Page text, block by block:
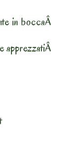
in boccaÂ
apprezzatiÂ